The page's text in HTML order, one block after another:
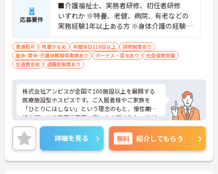
編成が組まれており、しっかりと休息を取りながら
長期的な就業が可能です
＜評価制度でキャリアアップ＞
夜勤回数がしっかりと給与に反映されるためモチベ
ーションを維持できます
・年次を問わずリーダーや主任などのマネジメント
職へ昇格する事例も多数あり、腰を据えて長期的な
応募要件
■介護福祉士、実務者研修、初任者研修
いずれか ※特養、老健、病院、有老などの
実務経験1年以上ある方 ※身体介護の経験年
以上ある方、機械浴の使用の経験のある方
歓迎
車通勤可 残業少なめ 年間休日110日以上
研修制度あり
産休･育休･介護休暇取得実績あり
ボーナス・賞与あり
社会保険完備
交通費支給
退職金制度あり
株式会社アンビスが全国で100施設以上を展開する
医療施設型ホスピスです。ご入居者様やご家族を
「ひとりにはしない」という理念のもと、慢性期や
終末期にあり医療依存度の高い方を受け入れ、地域
医療を支える社会的意義の高い事業を推進していま
す。現場には看護師が24時間常駐しています。急変
時の対応や医療行為は看護師が担当するため、初任
者研修や実務者研修の方も食事介助や入浴介助など
の生活を支えるケアに専念できる環境です。多職種
詳細を見る 無料 紹介してもらう